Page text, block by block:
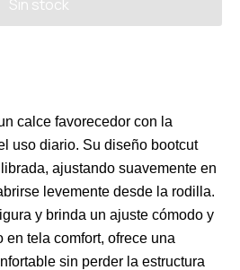
calce favorecedor con la
uso diario. Su diseño bootcut
ajustando suavemente en
levemente desde la rodilla.
y brinda un ajuste cómodo y
tela comfort, ofrece una
sin perder la estructura